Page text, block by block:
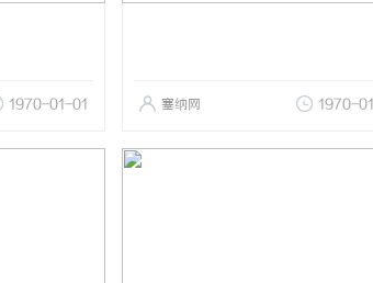
1970-01-01 塞纳网 1970-